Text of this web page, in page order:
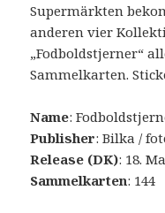
Supermärkten
anderen vier
„Fodboldstjerner“
Sammelkarten.
Name:
Publisher: Bilka /
Release (DK): 18.
Sammelkarten: 144